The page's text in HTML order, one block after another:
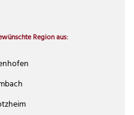
Region aus: